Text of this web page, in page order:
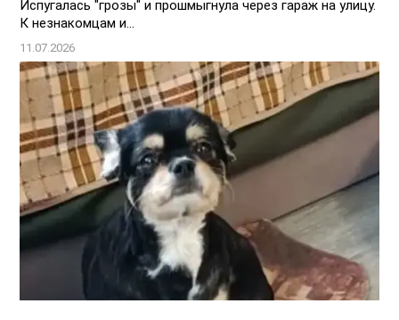
Испугалась "грозы" и прошмыгнула через гараж на улицу.
К незнакомцам и...
11.07.2026